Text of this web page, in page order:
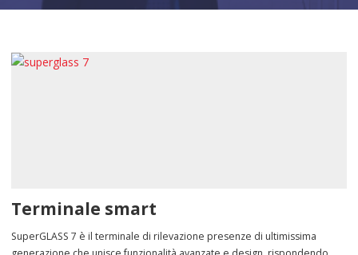
Terminale smart
SuperGLASS 7 è il terminale di rilevazione presenze di ultimissima